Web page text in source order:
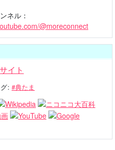
ネル：
@moreconnect
イト
: #典たま